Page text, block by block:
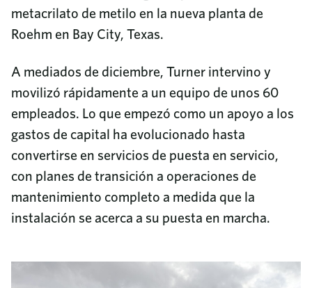
metacrilato de metilo en la nueva planta de
Roehm en Bay City, Texas.
A mediados de diciembre, Turner intervino y
movilizó rápidamente a un equipo de unos 60
empleados. Lo que empezó como un apoyo a los
gastos de capital ha evolucionado hasta
convertirse en servicios de puesta en servicio,
con planes de transición a operaciones de
mantenimiento completo a medida que la
instalación se acerca a su puesta en marcha.